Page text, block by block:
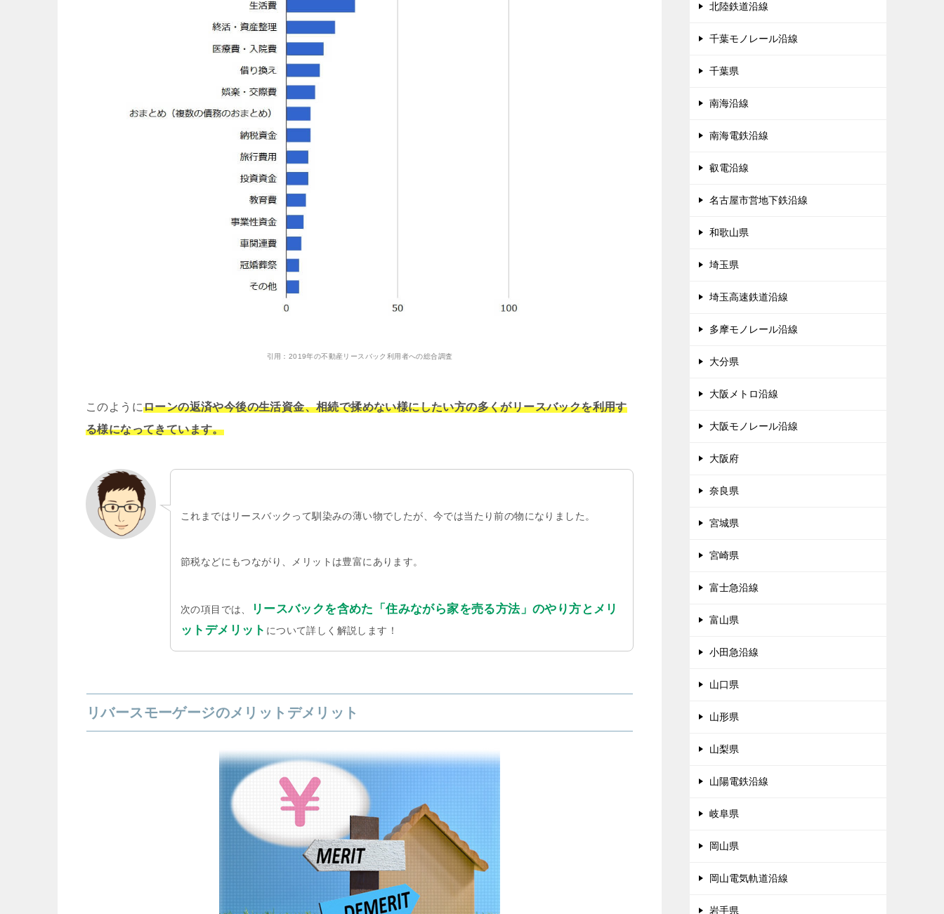
引用： 2019年の不動産リースバック利用者への総合調査
このようにローンの返済や今後の生活資金、相続で揉めない様にしたい方の多くがリースバックを利用す
る様になってきています。
これまではリースバックって馴染みの薄い物でしたが、今では当たり前の物になりました。
節税などにもつながり、メリットは豊富にあります。
次の項目では、
リースバックを含めた「住みながら家を売る方法」のやり方とメリ
ットデメリット について詳しく解説します！
リバースモーゲージのメリットデメリット
北陸鉄道沿線
千葉モノレール沿線
千葉県
南海沿線
南海電鉄沿線
叡電沿線
名古屋市営地下鉄沿線
和歌山県
埼玉県
埼玉高速鉄道沿線
多摩モノレール沿線
大分県
大阪メトロ沿線
大阪モノレール沿線
大阪府
奈良県
宮城県
宮崎県
富士急沿線
富山県
小田急沿線
山口県
山形県
山梨県
山陽電鉄沿線
岐阜県
岡山県
岡山電気軌道沿線
岩手県